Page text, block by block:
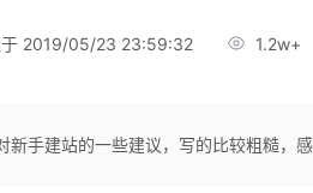
于 2019/05/23 23:59:32 1.2w+
新手建站的一些建议，写的比较粗糙，